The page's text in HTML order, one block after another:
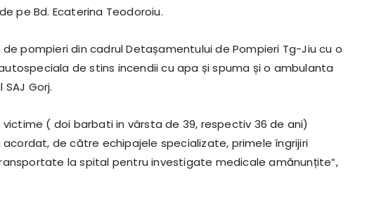
pe Bd. Ecaterina Teodoroiu.
pompieri din cadrul Detașamentului de Pompieri Tg-Jiu cu o
de stins incendii cu apa și spuma și o ambulanta
Gorj.
( doi barbati in vârsta de 39, respectiv 36 de ani)
de către echipajele specializate, primele îngrijiri
la spital pentru investigate medicale amănunțite”,